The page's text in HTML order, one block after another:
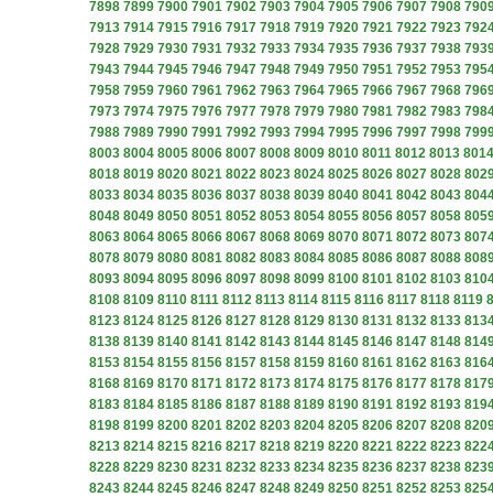
7898 7899 7900 7901 7902 7903 7904 7905 7906 7907 7908
7913 7914 7915 7916 7917 7918 7919 7920 7921 7922 7923
7928 7929 7930 7931 7932 7933 7934 7935 7936 7937 7938
7943 7944 7945 7946 7947 7948 7949 7950 7951 7952 7953
7958 7959 7960 7961 7962 7963 7964 7965 7966 7967 7968
7973 7974 7975 7976 7977 7978 7979 7980 7981 7982 7983
7988 7989 7990 7991 7992 7993 7994 7995 7996 7997 7998
8003 8004 8005 8006 8007 8008 8009 8010 8011 8012 8013 8014
8018 8019 8020 8021 8022 8023 8024 8025 8026 8027 8028
8033 8034 8035 8036 8037 8038 8039 8040 8041 8042 8043
8048 8049 8050 8051 8052 8053 8054 8055 8056 8057 8058
8063 8064 8065 8066 8067 8068 8069 8070 8071 8072 8073
8078 8079 8080 8081 8082 8083 8084 8085 8086 8087 8088
8093 8094 8095 8096 8097 8098 8099 8100 8101 8102 8103
8108 8109 8110 8111 8112 8113 8114 8115 8116 8117 8118 8119
8123 8124 8125 8126 8127 8128 8129 8130 8131 8132 8133
8138 8139 8140 8141 8142 8143 8144 8145 8146 8147 8148
8153 8154 8155 8156 8157 8158 8159 8160 8161 8162 8163
8168 8169 8170 8171 8172 8173 8174 8175 8176 8177 8178
8183 8184 8185 8186 8187 8188 8189 8190 8191 8192 8193
8198 8199 8200 8201 8202 8203 8204 8205 8206 8207 8208
8213 8214 8215 8216 8217 8218 8219 8220 8221 8222 8223
8228 8229 8230 8231 8232 8233 8234 8235 8236 8237 8238
8243 8244 8245 8246 8247 8248 8249 8250 8251 8252 8253